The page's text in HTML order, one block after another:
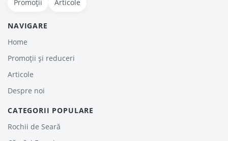
Promoții Articole
NAVIGARE
Home
Promoții și reduceri
Articole
Despre noi
CATEGORII POPULARE
Rochii de Seară